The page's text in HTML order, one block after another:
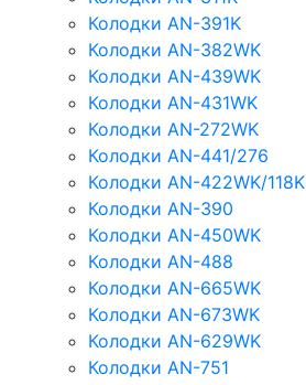
Колодки AN-391K
Колодки AN-382WK
Колодки AN-439WK
Колодки AN-431WK
Колодки AN-272WK
Колодки AN-441/276
Колодки AN-422WK/118K
Колодки AN-390
Колодки AN-450WK
Колодки AN-488
Колодки AN-665WK
Колодки AN-673WK
Колодки AN-629WK
Колодки AN-751